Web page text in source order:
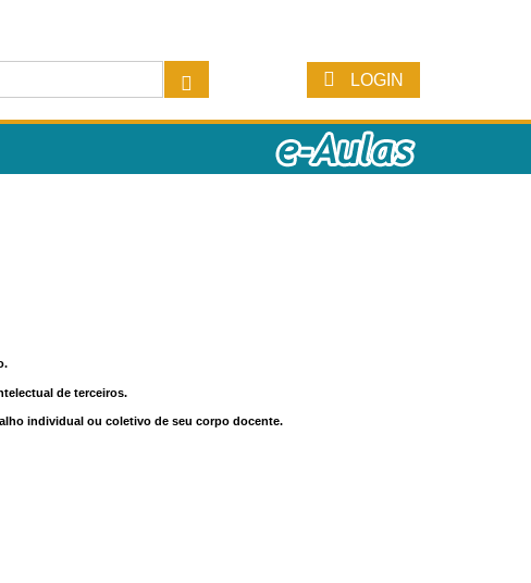
LOGIN
de terceiros.
individual ou coletivo de seu corpo docente.